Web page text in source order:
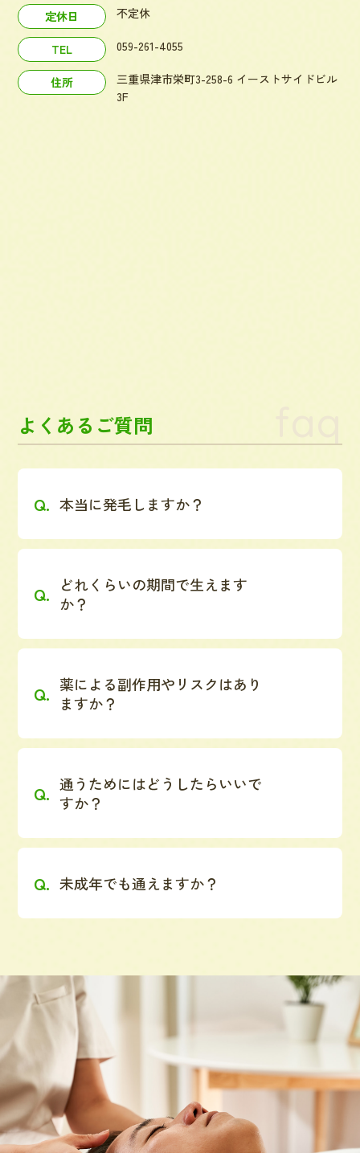
定休日 不定休
TEL 059-261-4055
住所
三重県津市栄町3-258-6 イーストサイドビル
3F
よくあるご質問
本当に発毛しますか？
どれくらいの期間で生えます
か？
薬による副作用やリスクはあり
ますか？
通うためにはどうしたらいいで
すか？
未成年でも通えますか？